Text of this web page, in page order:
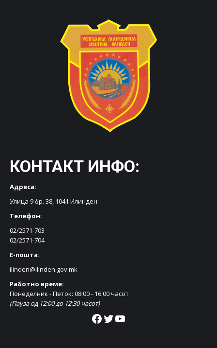
КОНТАКТ ИНФО:
Адреса:
Улица 9 бр. 38, 1041 Илинден
Телефон:
02/2571-703
02/2571-704
Е-пошта:
ilinden@ilinden.gov.mk
Работно време:
Понеделник - Петок: 08:00 - 16:00 часот
(Пауза од 12:00 до 12:30 часот)
Facebook Twitter YouTube